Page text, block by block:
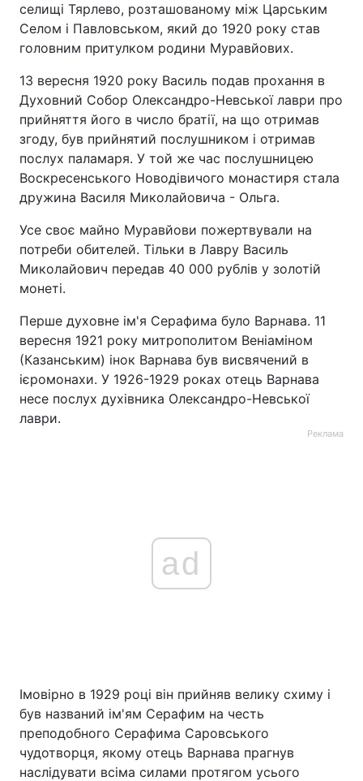
селищі Тярлево, розташованому між Царським
Селом і Павловськом, який до 1920 року став
головним притулком родини Муравйових.
13 вересня 1920 року Василь подав прохання в
Духовний Собор Олександро-Невської лаври про
прийняття його в число братії, на що отримав
згоду, був прийнятий послушником і отримав
послух паламаря. У той же час послушницею
Воскресенського Новодівичого монастиря стала
дружина Василя Миколайовича - Ольга.
Усе своє майно Муравйови пожертвували на
потреби обителей. Тільки в Лавру Василь
Миколайович передав 40 000 рублів у золотій
монеті.
Перше духовне ім'я Серафима було Варнава. 11
вересня 1921 року митрополитом Веніаміном
(Казанським) інок Варнава був висвячений в
ієромонахи. У 1926-1929 роках отець Варнава
несе послух духівника Олександро-Невської
лаври.
Реклама
ad
Імовірно в 1929 році він прийняв велику схиму і
був названий ім'ям Серафим на честь
преподобного Серафима Саровського
чудотворця, якому отець Варнава прагнув
наслідувати всіма силами протягом усього